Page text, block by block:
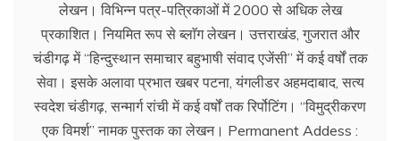
लेखन। विभिन्न पत्र-पत्रिकाओं में 2000 से अधिक लेख
प्रकाशित। नियमित रूप से ब्लाॅग लेखन। उत्तराखंड, गुजरात और
चंडीगढ़ में ‘‘हिन्दुस्थान समाचार बहुभाषी संवाद एजेंसी’’ में कई वर्षों तक
सेवा। इसके अलावा प्रभात खबर पटना, यंगलीडर अहमदाबाद, सत्य
स्वदेश चंडीगढ़, सन्मार्ग रांची में कई वर्षों तक रिर्पोटिंग। ‘‘विमुद्रीकरण
एक विमर्श’’ नामक पुस्तक का लेखन। Permanent Addess :